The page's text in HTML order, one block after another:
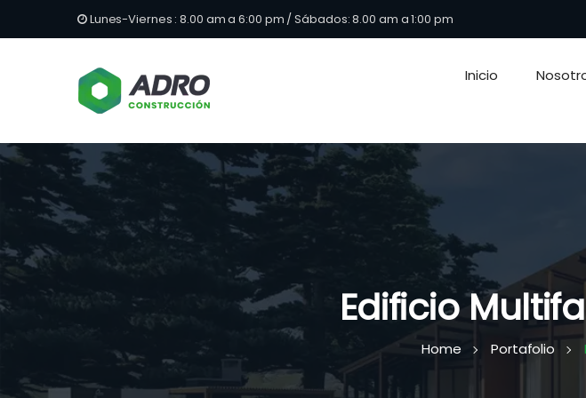
Lunes-Viernes : 8.00 am a 6:00 pm / Sábados: 8.00 am a 1:00 pm
Inicio
Edificio
Home Portafolio